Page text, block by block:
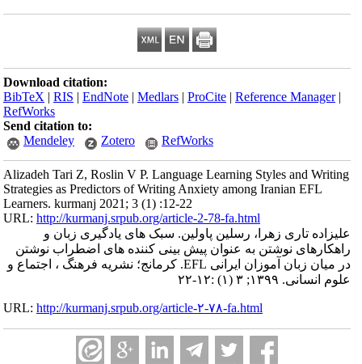
Download citation:
BibTeX |RIS |EndNote |Medlars |ProCite |Reference Manager
RefWorks
Send citation to:
Mendeley
Zotero RefWorks
Alizadeh Tari Z, Roslin V P. Language Learning Styles and Writing
Strategies as Predictors of Writing Anxiety among Iranian EFL
Learners. kurmanj 2021; 3 (1) :12-22
URL:http://kurmanj.srpub.org/article-2-78-fa.html
علیزاده تاری زهرا، رسلین پاولین. سبک های یادگیری زبان و
راهکارهای نوشتن به عنوان پیش بینی کننده های اضطراب نوشتن
در میان زبان آموزان ایرانی EFL. کرمانج؛ نشریه فرهنگ ، اجتماع و
علوم انسانی. ۱۳۹۹; ۳ (۱) :۱۲-۲۲
URL:http://kurmanj.srpub.org/article-۲-۷۸-fa.html